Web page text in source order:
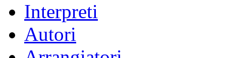
Interpreti
Autori